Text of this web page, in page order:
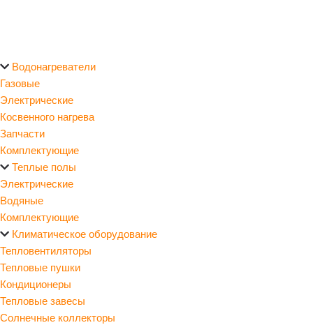
Водонагреватели
Газовые
Электрические
Косвенного нагрева
Запчасти
Комплектующие
Теплые полы
Электрические
Водяные
Комплектующие
Климатическое оборудование
Тепловентиляторы
Тепловые пушки
Кондиционеры
Тепловые завесы
Солнечные коллекторы